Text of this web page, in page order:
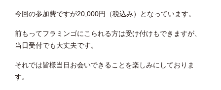
今回の参加費ですが20,000円（税込み）となっています。
前もってフラミンゴにこられる方は受け付けもできますが、
当日受付でも大丈夫です。
それでは皆様当日お会いできることを楽しみにしておりま
す。